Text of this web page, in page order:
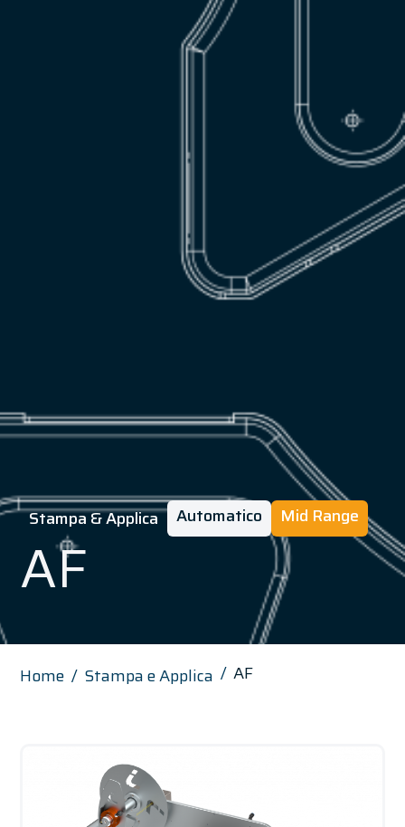
Stampa & Applica Automatico Mid Range
AF
Home Stampa e Applica AF